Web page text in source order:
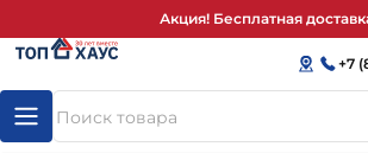
Акция! Бесплатная
+7